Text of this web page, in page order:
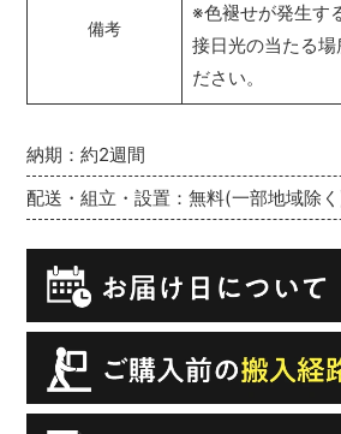
納期：約2週間
配送・組立・設置：無料(一部地域除
備考
※色褪せが発生す
接日光の当たる場
ださい。